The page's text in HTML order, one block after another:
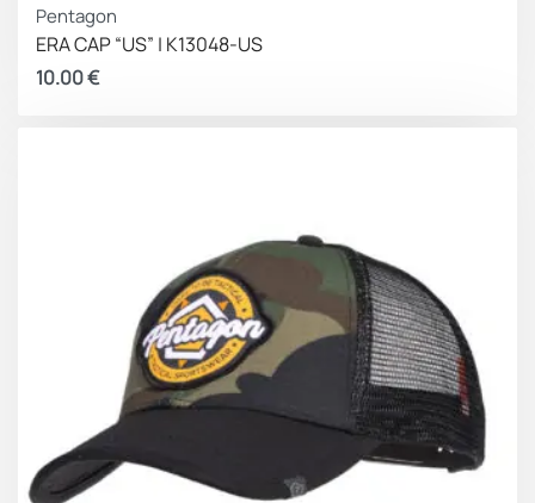
Pentagon
ERA CAP “US” | K13048-US
10.00€